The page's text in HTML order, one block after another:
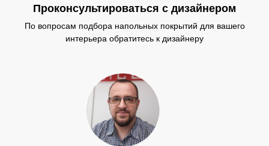
Проконсультироваться с дизайнером
По вопросам подбора напольных покрытий для вашего
интерьера обратитесь к дизайнеру